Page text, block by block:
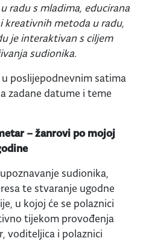
radu s mladima, educirana
metoda u radu,
je interaktivan s ciljem
sudionika.
poslijepodnevnim satima
zadane datume i teme
– žanrovi po mojoj
sudionika,
te stvaranje ugodne
u kojoj će se polaznici
tijekom provođenja
voditeljica i polaznici